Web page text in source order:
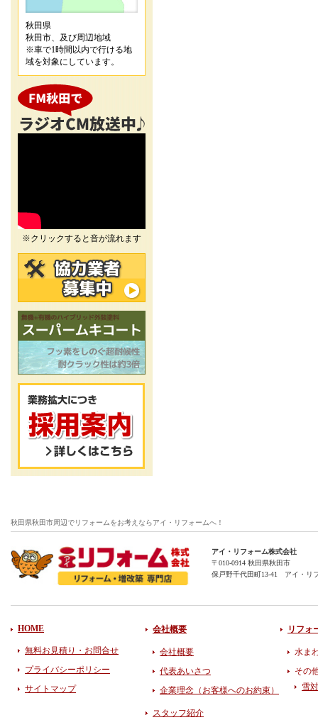
秋田県
秋田市、及び周辺地域
※車で1時間以内で行ける地
域を対象にしています。
※クリックすると音が流れます
秋田県秋田市周辺でリフォームをお考えならアイ・リフォームへ！
アイ・リフォーム株式会社
〒010-0914 秋田県秋田市
保戸野千代田町13-41 アイ・リ
HOME
無料お見積り・お問合せ
プライバシーポリシー
サイトマップ
会社概要
会社概要
代表あいさつ
企業理念（お客様へのお約束）
スタッフ紹介
リフォ
水ま
その
雪